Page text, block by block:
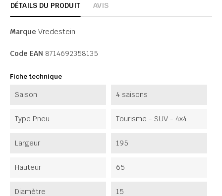
DÉTAILS DU PRODUIT AVIS
Marque Vredestein
Code EAN 8714692358135
Fiche technique
Saison 4 saisons
Type Pneu Tourisme - SUV - 4x4
Largeur 195
Hauteur 65
Diamètre 15